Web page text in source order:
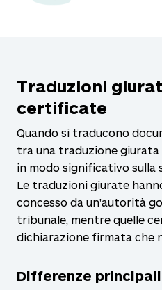
Traduzioni
certificate
Quando si traducono
tra una traduzione
in modo significativo sulla
Le traduzioni giurate
concesso da un'autorità
tribunale, mentre quelle
dichiarazione firmata che
Differenze principali